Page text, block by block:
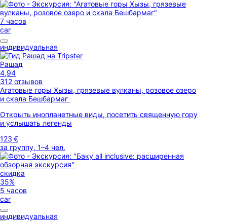
7 часов
car
индивидуальная
Рашад
4,94
312 отзывов
Агатовые горы Хызы, грязевые вулканы, розовое озеро
и скала Бешбармаг
Открыть инопланетные виды, посетить священную гору
и услышать легенды
123 €
за группу, 1–4 чел.
скидка
35%
5 часов
car
индивидуальная